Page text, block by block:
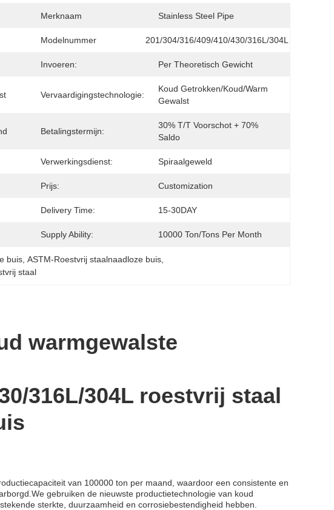
Merknaam Stainless Steel Pipe
Modelnummer 201/304/316/409/410/430/316L/304L
Invoeren: Per Theoretisch Gewicht
Vervaardigingstechnologie:
Koud Getrokken/koud/warm
Gewalst
Betalingstermijn:
30% T/T Voorschot + 70%
Saldo
Verwerkingsdienst: Spiraalgeweld
Prijs: Customization
Delivery Time: 15-30DAY
Supply Ability: 10000 Ton/Tons Per Month
buis , ASTM-Roestvrij staalnaadloze buis
staal
warmgewalste
316L/304L roestvrij staal
van 100000 ton per maand, waardoor een consistente en
gebruiken de nieuwste productietechnologie van koud
sterkte, duurzaamheid en corrosiebestendigheid hebben.